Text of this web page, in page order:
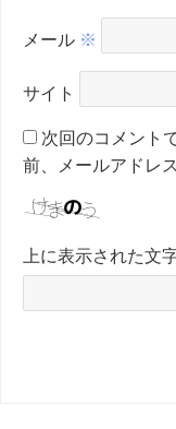
メール ※
サイト
次回のコメント
前、メールアドレ
上に表示された文